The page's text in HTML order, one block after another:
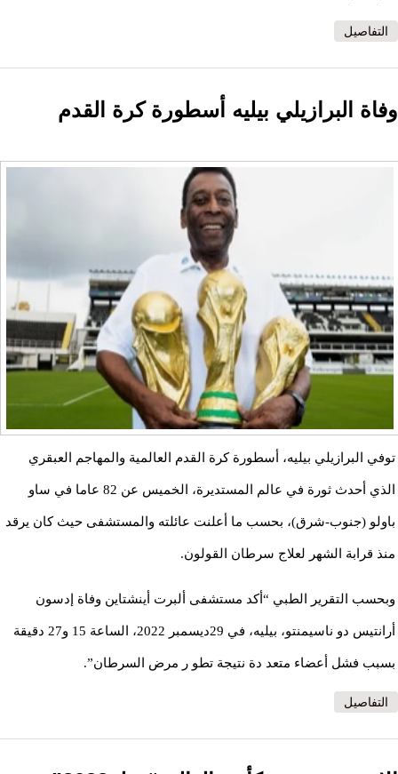
التفاصيل
وفاة البرازيلي بيليه أسطورة كرة القدم
توفي البرازيلي بيليه، أسطورة كرة القدم العالمية والمهاجم العبقري
الذي أحدث ثورة في عالم المستديرة، الخميس عن 82 عاما في ساو
باولو (جنوب-شرق)، بحسب ما أعلنت عائلته والمستشفى حيث كان يرقد
منذ قرابة الشهر لعلاج سرطان القولون.
وبحسب التقرير الطبي “أكد مستشفى ألبرت أينشتاين وفاة إدسون
أرانتيس دو ناسيمنتو، بيليه، في 29ديسمبر 2022، الساعة 15 و27 دقيقة
بسبب فشل أعضاء متعد دة نتيجة تطو ر مرض السرطان”.
التفاصيل